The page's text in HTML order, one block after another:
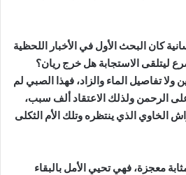
كان البحث الأول في الأخبار اللحظية
ليتلقى الاستجابة هل خرج ريان؟
تفاصيل الماء والزاد، فهذا الصبي لم
الرحمن ولذلك الاعتقاد ألف سبب،
الخاوي الذي ينتظره وتلك الأم الثكلى
معجزة، فهي تحيي الأمل بالبقاء